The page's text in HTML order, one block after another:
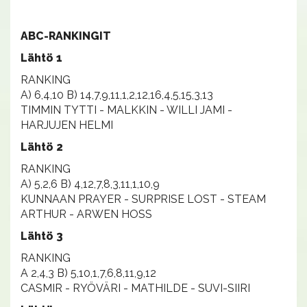
ABC-RANKINGIT
Lähtö 1
RANKING
A) 6,4,10 B) 14,7,9,11,1,2,12,16,4,5,15,3,13
TIMMIN TYTTI - MALKKIN - WILLI JAMI -
HARJUJEN HELMI
Lähtö 2
RANKING
A) 5,2,6 B) 4,12,7,8,3,11,1,10,9
KUNNAAN PRAYER - SURPRISE LOST - STEAM
ARTHUR - ARWEN HOSS
Lähtö 3
RANKING
A 2,4,3 B) 5,10,1,7,6,8,11,9,12
CASMIR - RYÖVÄRI - MATHILDE - SUVI-SIIRI